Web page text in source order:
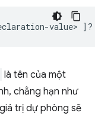
-value> ] ?
là tên của một
chẳng hạn như
trị dự phòng sẽ